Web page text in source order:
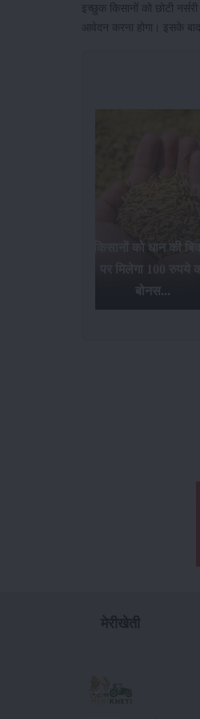
इच्छुक किसानों को छोटी
आवेदन करना होगा। इसके
किसानों को धान की
बोनस...